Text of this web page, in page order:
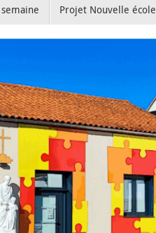
Projet Nouvelle école